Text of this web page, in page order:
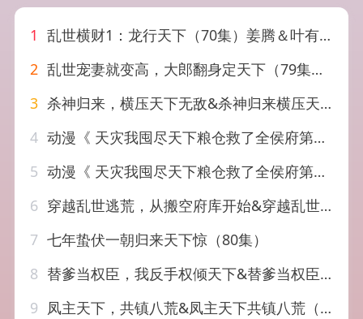
1 乱世横财1：龙行天下（70集）姜腾＆叶有云
2 乱世宠妻就变高，大郎翻身定天下（79集）李沐汐&陈展博
3 杀神归来，横压天下无敌&杀神归来横压天下无敌（80集）何子杰&侯梦心
4 动漫《 天灾我囤尽天下粮仓救了全侯府第三季（70集）
5 动漫《 天灾我囤尽天下粮仓救了全侯府第二季（72集）
6 穿越乱世逃荒，从搬空府库开始&穿越乱世逃荒从搬空府库开始（62集）AI短剧
7 七年蛰伏一朝归来天下惊（80集）
8 替爹当权臣，我反手权倾天下&替爹当权臣我反手权倾天下（80集）AI短剧
9 凤主天下，共镇八荒&凤主天下共镇八荒（42集）AI短剧